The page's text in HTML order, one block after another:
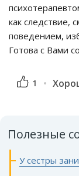
как следствие,
поведением,
Готова с Вами
1
Полезные
У сестры